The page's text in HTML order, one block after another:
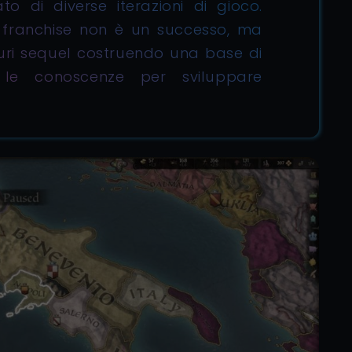
non è un successo, ma
sequel costruendo una base di
conoscenze per sviluppare